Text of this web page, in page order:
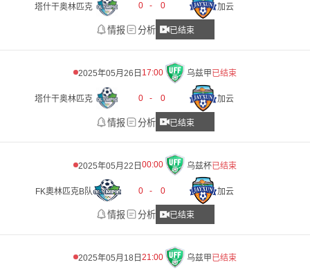
塔什干奥林匹克 0 - 0 加云
情报 分析 已结束
2025年05月26日 17:00 乌兹甲已结束
塔什干奥林匹克 0 - 0 加云
情报 分析 已结束
2025年05月22日 00:00 乌兹杯已结束
FK奧林匹克B队 0 - 0 加云
情报 分析 已结束
2025年05月18日 21:00 乌兹甲已结束